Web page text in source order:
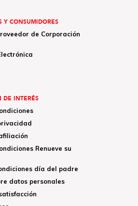
Y CONSUMIDORES
de Corporación
DE INTERÉS
Renueve su
día del padre
datos personales